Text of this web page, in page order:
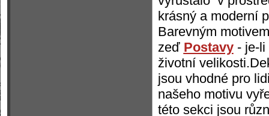
krásný a moderní
Barevným
zeď Postavy- je-li
životní
jsou vhodné pro
našeho motivu
této sekci jsou